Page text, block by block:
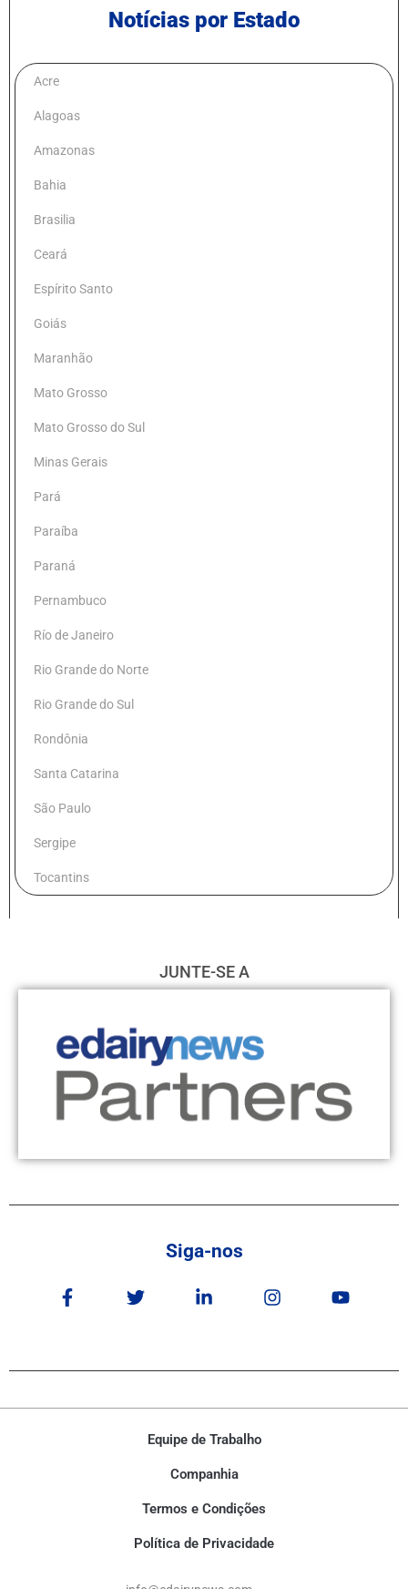
Notícias por Estado
Acre
Alagoas
Amazonas
Bahia
Brasilia
Ceará
Espírito Santo
Goiás
Maranhão
Mato Grosso
Mato Grosso do Sul
Minas Gerais
Pará
Paraíba
Paraná
Pernambuco
Río de Janeiro
Rio Grande do Norte
Rio Grande do Sul
Rondônia
Santa Catarina
São Paulo
Sergipe
Tocantins
JUNTE-SE A
Siga-nos
Equipe de Trabalho
Companhia
Termos e Condições
Política de Privacidade